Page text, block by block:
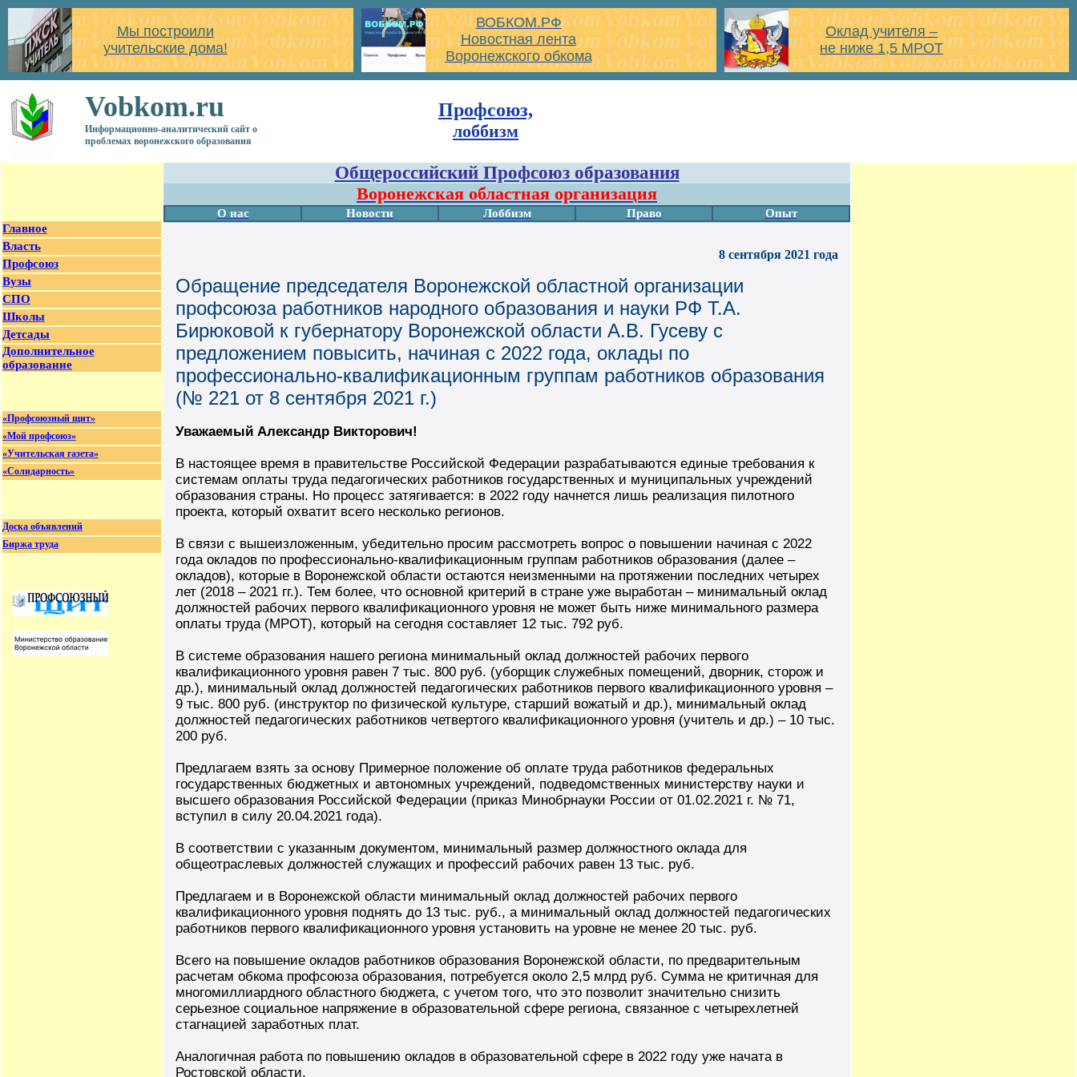
Мы построили
учительские дома!
ВОБКОМ.РФ
Новостная лента
Воронежского обкома
Оклад учителя –
не ниже 1,5 МРОТ
Vobkom.ru
Информационно-аналитический сайт о
проблемах воронежского образования
Профсоюз,
лоббизм
Главное
Власть
Профсоюз
Вузы
СПО
Школы
Детсады
Дополнительное
образование
«Профсоюзный щит»
«Мой профсоюз»
«Учительская газета»
«Солидарность»
Доска объявлений
Биржа труда
Общероссийский Профсоюз образования
Воронежская областная организация
О нас Новости Лоббизм Право Опыт
8 сентября 2021 года
Обращение председателя Воронежской областной организации
профсоюза работников народного образования и науки РФ Т.А.
Бирюковой к губернатору Воронежской области А.В. Гусеву с
предложением повысить, начиная с 2022 года, оклады по
профессионально-квалификационным группам работников образования
(№ 221 от 8 сентября 2021 г.)
Уважаемый Александр Викторович!
В настоящее время в правительстве Российской Федерации разрабатываются единые требования к
системам оплаты труда педагогических работников государственных и муниципальных учреждений
образования страны. Но процесс затягивается: в 2022 году начнется лишь реализация пилотного
проекта, который охватит всего несколько регионов.
В связи с вышеизложенным, убедительно просим рассмотреть вопрос о повышении начиная с 2022
года окладов по профессионально-квалификационным группам работников образования (далее –
окладов), которые в Воронежской области остаются неизменными на протяжении последних четырех
лет (2018 – 2021 гг.). Тем более, что основной критерий в стране уже выработан – минимальный оклад
должностей рабочих первого квалификационного уровня не может быть ниже минимального размера
оплаты труда (МРОТ), который на сегодня составляет 12 тыс. 792 руб.
В системе образования нашего региона минимальный оклад должностей рабочих первого
квалификационного уровня равен 7 тыс. 800 руб. (уборщик служебных помещений, дворник, сторож и
др.), минимальный оклад должностей педагогических работников первого квалификационного уровня –
9 тыс. 800 руб. (инструктор по физической культуре, старший вожатый и др.), минимальный оклад
должностей педагогических работников четвертого квалификационного уровня (учитель и др.) – 10 тыс.
200 руб.
Предлагаем взять за основу Примерное положение об оплате труда работников федеральных
государственных бюджетных и автономных учреждений, подведомственных министерству науки и
высшего образования Российской Федерации (приказ Минобрнауки России от 01.02.2021 г. № 71,
вступил в силу 20.04.2021 года).
В соответствии с указанным документом, минимальный размер должностного оклада для
общеотраслевых должностей служащих и профессий рабочих равен 13 тыс. руб.
Предлагаем и в Воронежской области минимальный оклад должностей рабочих первого
квалификационного уровня поднять до 13 тыс. руб., а минимальный оклад должностей педагогических
работников первого квалификационного уровня установить на уровне не менее 20 тыс. руб.
Всего на повышение окладов работников образования Воронежской области, по предварительным
расчетам обкома профсоюза образования, потребуется около 2,5 млрд руб. Сумма не критичная для
многомиллиардного областного бюджета, с учетом того, что это позволит значительно снизить
серьезное социальное напряжение в образовательной сфере региона, связанное с четырехлетней
стагнацией заработных плат.
Аналогичная работа по повышению окладов в образовательной сфере в 2022 году уже начата в
Ростовской области.